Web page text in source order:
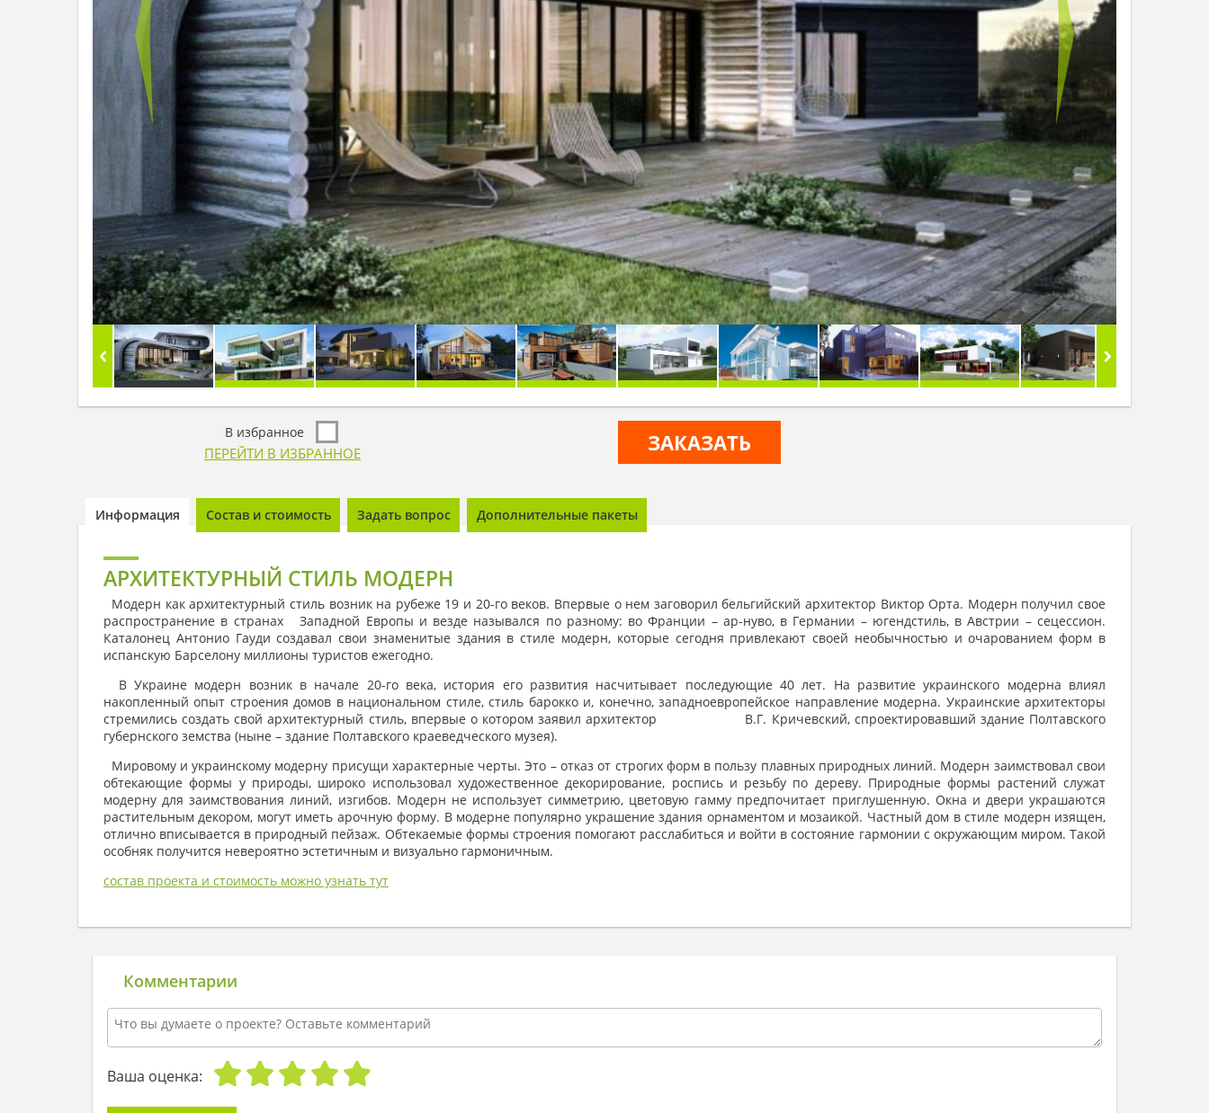
В избранное
ПЕРЕЙТИ В ИЗБРАННОЕ ЗАКАЗАТЬ
Информация Состав и стоимость Задать вопрос Дополнительные пакеты
АРХИТЕКТУРНЫЙ СТИЛЬ МОДЕРН
Модерн как архитектурный стиль возник на рубеже 19 и 20-го веков. Впервые о нем заговорил бельгийский архитектор Виктор Орта. Модерн получил свое
распространение в странах Западной Европы и везде назывался по разному: во Франции – ар-нуво, в Германии – югендстиль, в Австрии – сецессион.
Каталонец Антонио Гауди создавал свои знаменитые здания в стиле модерн, которые сегодня привлекают своей необычностью и очарованием форм в
испанскую Барселону миллионы туристов ежегодно.
В Украине модерн возник в начале 20-го века, история его развития насчитывает последующие 40 лет. На развитие украинского модерна влиял
накопленный опыт строения домов в национальном стиле, стиль барокко и, конечно, западноевропейское направление модерна. Украинские архитекторы
стремились создать свой архитектурный стиль, впервые о котором заявил архитектор В.Г. Кричевский, спроектировавший здание Полтавского
губернского земства (ныне – здание Полтавского краеведческого музея).
Мировому и украинскому модерну присущи характерные черты. Это – отказ от строгих форм в пользу плавных природных линий. Модерн заимствовал свои
обтекающие формы у природы, широко использовал художественное декорирование, роспись и резьбу по дереву. Природные формы растений служат
модерну для заимствования линий, изгибов. Модерн не использует симметрию, цветовую гамму предпочитает приглушенную. Окна и двери украшаются
растительным декором, могут иметь арочную форму. В модерне популярно украшение здания орнаментом и мозаикой. Частный дом в стиле модерн изящен,
отлично вписывается в природный пейзаж. Обтекаемые формы строения помогают расслабиться и войти в состояние гармонии с окружающим миром. Такой
особняк получится невероятно эстетичным и визуально гармоничным.
состав проекта и стоимость можно узнать тут
Комментарии
Ваша оценка: